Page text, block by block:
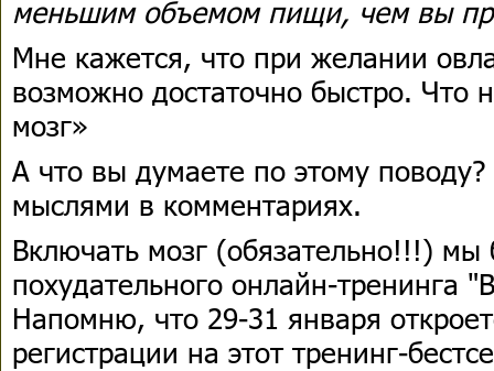
меньшим объемом пищи, чем вы
Мне кажется, что при желании
возможно достаточно быстро. Что
мозг»
А что вы думаете по этому
мыслями в комментариях.
Включать мозг (обязательно!!!) мы
похудательного онлайн-тренинга
Напомню, что 29-31 января
регистрации на этот тренинг-